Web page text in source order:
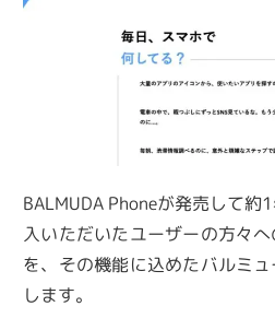
BALMUDA Phoneが発売して約
入いただいたユーザーの方々
を、その機能に込めたバルミ
します。